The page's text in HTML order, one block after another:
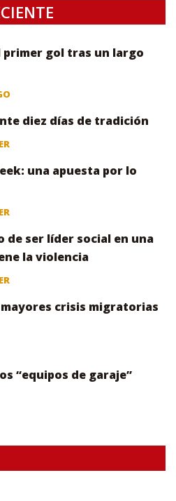
primer gol tras un largo
diez días de tradición
una apuesta por lo
de ser líder social en una
la violencia
crisis migratorias
“equipos de garaje”